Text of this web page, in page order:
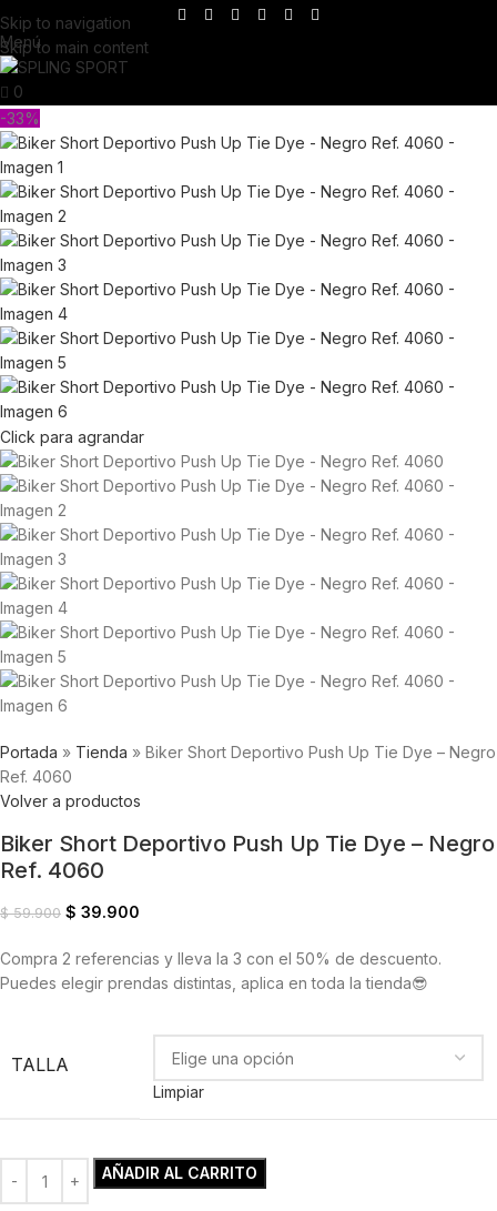
Skip to navigation
Skip to main content
Menú
0
-33%
Click para agrandar
Portada » Tienda » Biker Short Deportivo Push Up Tie Dye – Negro
Ref. 4060
Volver a productos
Biker Short Deportivo Push Up Tie Dye – Negro
Ref. 4060
$59.900 $ 39.900
Compra 2 referencias y lleva la 3 con el 50% de descuento.
Puedes elegir prendas distintas, aplica en toda la tienda😎
TALLA
Limpiar
AÑADIR AL CARRITO